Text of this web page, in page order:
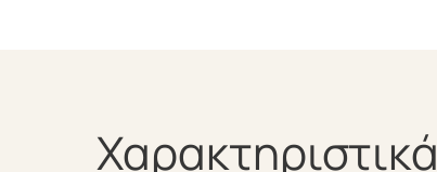
Χαρακτηριστικά